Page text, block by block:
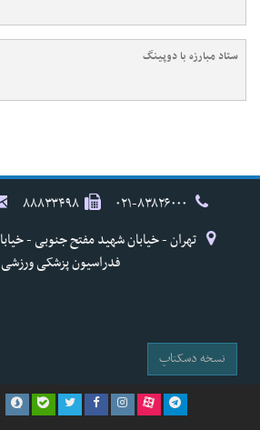
ستاد مبارزه با دوپینگ
۸۸۸۳۳۴۹۸
فدراسیون پزشکی ورزشی
نسخه دسکتاپ